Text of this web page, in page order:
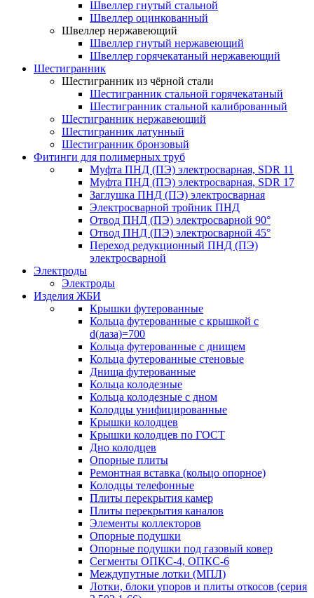
Швеллер гнутый стальной
Швеллер оцинкованный
Швеллер нержавеющий
Швеллер гнутый нержавеющий
Швеллер горячекатаный нержавеющий
Шестигранник
Шестигранник из чёрной стали
Шестигранник стальной горячекатаный
Шестигранник стальной калиброванный
Шестигранник нержавеющий
Шестигранник латунный
Шестигранник бронзовый
Фитинги для полимерных труб
Муфта ПНД (ПЭ) электросварная, SDR 11
Муфта ПНД (ПЭ) электросварная, SDR 17
Заглушка ПНД (ПЭ) электросварная
Электросварной тройник ПНД
Отвод ПНД (ПЭ) электросварной 90°
Отвод ПНД (ПЭ) электросварной 45°
Переход редукционный ПНД (ПЭ)
электросварной
Электроды
Электроды
Изделия ЖБИ
Крышки футерованные
Кольца футерованные с крышкой с
d(лаза)=700
Кольца футерованные с днищем
Кольца футерованные стеновые
Днища футерованные
Кольца колодезные
Кольца колодезные с дном
Колодцы унифицированные
Крышки колодцев
Крышки колодцев по ГОСТ
Дно колодцев
Опорные плиты
Ремонтная вставка (кольцо опорное)
Колодцы телефонные
Плиты перекрытия камер
Плиты перекрытия каналов
Элементы коллекторов
Опорные подушки
Опорные подушки под газовый ковер
Сегменты ОПКС-4, ОПКС-6
Междупутные лотки (МПЛ)
Лотки, блоки упоров и плиты откосов (серия